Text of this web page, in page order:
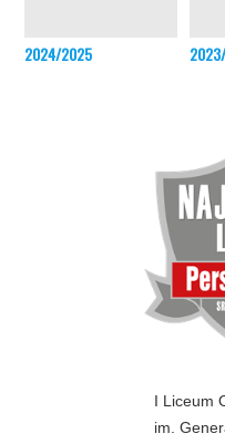
2024/2025
I Liceum
im.